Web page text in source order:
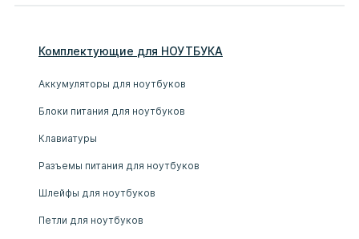
Комплектующие для НОУТБУКА
Аккумуляторы для ноутбуков
Блоки питания для ноутбуков
Клавиатуры
Разъемы питания для ноутбуков
Шлейфы для ноутбуков
Петли для ноутбуков